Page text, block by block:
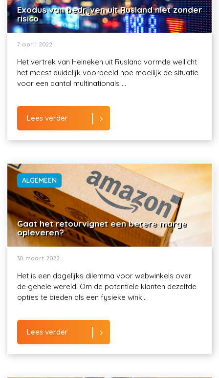
Exodus van bedrijven uit Rusland niet zonder
risico
7 april 2022
Het vertrek van Heineken uit Rusland vormde wellicht
het meest duidelijk voorbeeld hoe moeilijk de situatie
voor een aantal multinationals ...
Lees verder
ALGEMEEN
Gaat het retourvignet een betere marge
opleveren?
30 maart 2022
Het is een dagelijks dilemma voor webwinkels over
de gehele wereld. Om de potentiële klanten dezelfde
opties te bieden als een fysieke wink...
Lees verder